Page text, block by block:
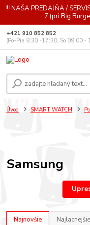
!!! NAŠA PREDAJŇA /
7 (pri Big
+421 910 852 852
(Po-Pia 8:30 -17:30, So 09:00 -
Úvod SMART WATCH
Samsung
Najnovšie Najlacnejšie